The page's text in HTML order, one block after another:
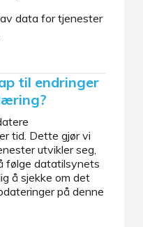
data for tjenester
til endringer
tid. Dette gjør vi
utvikler seg,
følge datatilsynets
å sjekke om det
på denne